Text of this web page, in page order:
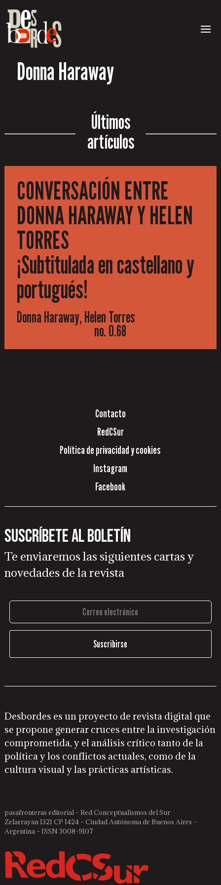
Donna Haraway
Últimos
artículos
CONVERSACIÓN ENTRE
DONNA HARAWAY Y HELEN
TORRES
¡Subtitulada en castellano y
portugués!
Donna Haraway, Helen Torres
no. 0.68
Contacto
RedCSur
Política de privacidad y cookies
Instagram
Facebook
Suscríbete al boletín
Te enviaremos las siguientes cartas y
novedades de la revista
Desbordes es un proyecto de revista digital que
se propone generar cruces entre la investigación
comprometida, y el análisis crítico tanto de la
política y los conflictos actuales, como de la
cultura visual y las prácticas artísticas.
pasafronteras editorial – Red Conceptualismos del Sur
Zelarrayan 1321 CP 1424 – Ciudad Autónoma de Buenos Aires –
Argentina – ISSN 3008-9107